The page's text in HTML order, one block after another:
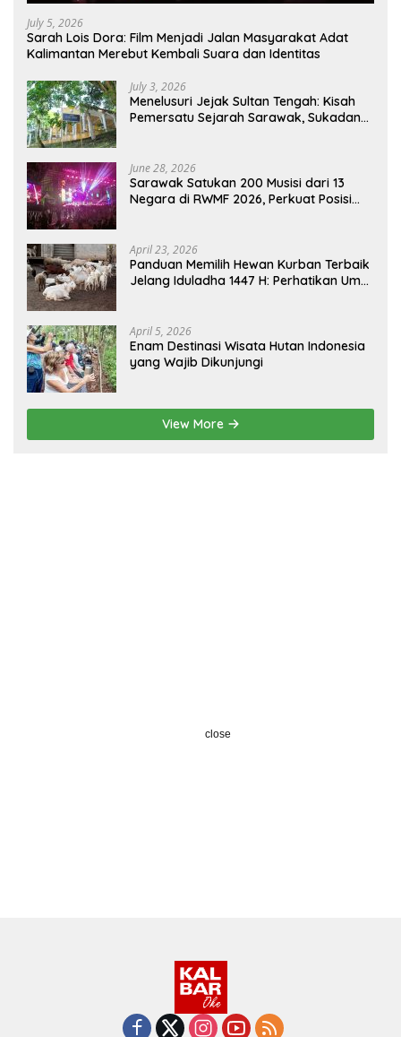
July 5, 2026
Sarah Lois Dora: Film Menjadi Jalan Masyarakat Adat
Kalimantan Merebut Kembali Suara dan Identitas
July 3, 2026
Menelusuri Jejak Sultan Tengah: Kisah
Pemersatu Sejarah Sarawak, Sukadana,
June 28, 2026
Sarawak Satukan 200 Musisi dari 13
Negara di RWMF 2026, Perkuat Posisi
April 23, 2026
Panduan Memilih Hewan Kurban Terbaik
Jelang Iduladha 1447 H: Perhatikan Umur
April 5, 2026
Enam Destinasi Wisata Hutan Indonesia
yang Wajib Dikunjungi
View More
close